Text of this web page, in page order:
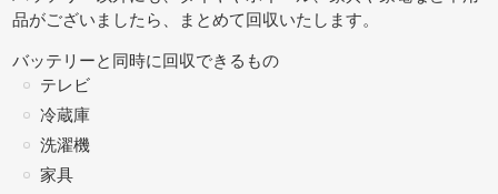
品がございましたら、
まとめて回収いたします。
バッテリーと同時に回収できるもの
テレビ
冷蔵庫
洗濯機
家具